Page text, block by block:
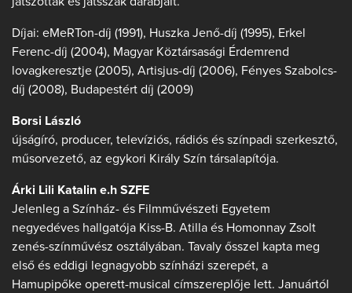
Díjai: eMeRTon-díj (1991), Huszka Jenő-díj (1995), Erkel
Ferenc-díj (2004), Magyar Köztársasági Érdemrend
lovagkeresztje (2005), Artisjus-díj (2006), Fényes Szabolcs-
díj (2008), Budapestért díj (2009)
Borsi László
újságíró, producer, televíziós, rádiós és színpadi szerkesztő,
műsorvezető, az egykori Király Szín társalapítója.
Árki Lili Katalin e.h SZFE
Jelenleg a Színház- és Filmművészeti Egyetem
negyedéves hallgatója Kiss-B. Atilla és Homonnay Zsolt
zenés-színművész osztályában. Tavaly ősszel kapta meg
első és eddigi legnagyobb színházi szerepét, a
Hamupipőke operett-musical címszereplője lett. Januártól